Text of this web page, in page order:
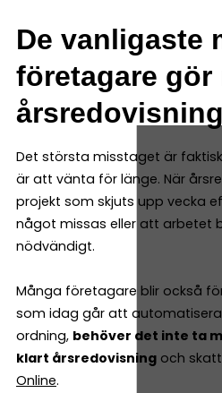
De vanligaste
företagare gör
Det största misstaget är
är att vänta för länge. När
projekt som skjuts upp vecka
något missas eller att arbetet
nödvändigt.
Många företagare blir också
som idag går att
ordning, behöver det inte ta
klart årsredovisning och
Online.